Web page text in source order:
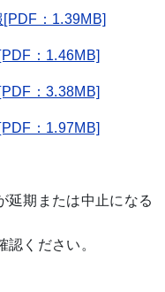
：1.39MB]
：1.46MB]
：3.38MB]
：1.97MB]
延期または中止になる
ください。